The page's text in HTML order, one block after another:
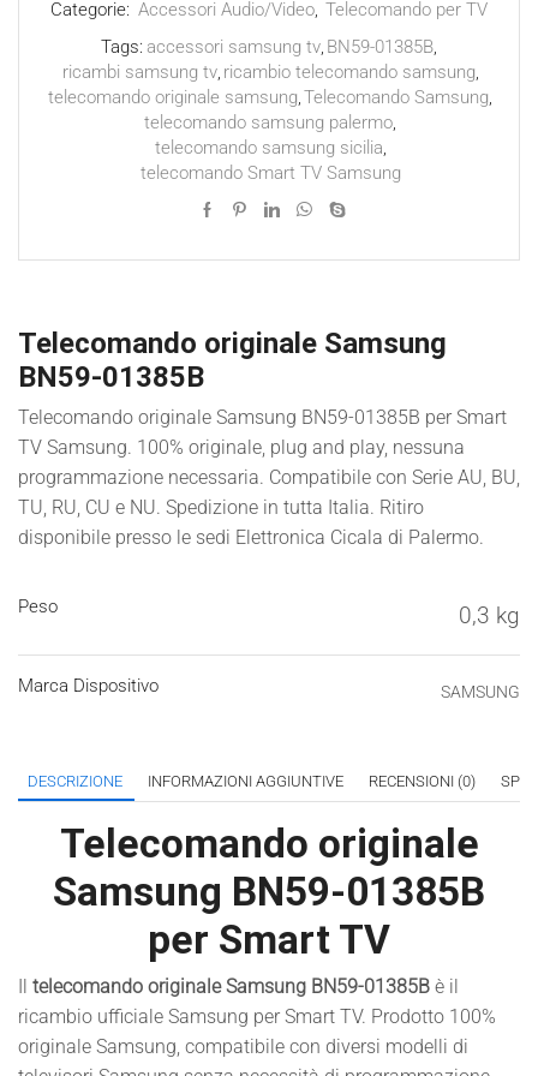
Categorie: Accessori Audio/Video, Telecomando per TV
Tags: accessori samsung tv, BN59-01385B,
ricambi samsung tv, ricambio telecomando samsung,
telecomando originale samsung,Telecomando Samsung,
telecomando samsung palermo,
telecomando samsung sicilia,
telecomando Smart TV Samsung
Telecomando originale Samsung
BN59-01385B
Telecomando originale Samsung BN59-01385B per Smart
TV Samsung. 100% originale, plug and play, nessuna
programmazione necessaria. Compatibile con Serie AU, BU,
TU, RU, CU e NU. Spedizione in tutta Italia. Ritiro
disponibile presso le sedi Elettronica Cicala di Palermo.
Peso 0,3 kg
Marca Dispositivo SAMSUNG
DESCRIZIONE INFORMAZIONI AGGIUNTIVE RECENSIONI (0)
Telecomando originale
Samsung BN59-01385B
per Smart TV
telecomando originale Samsung BN59-01385B è il
ricambio ufficiale Samsung per Smart TV. Prodotto 100%
originale Samsung, compatibile con diversi modelli di